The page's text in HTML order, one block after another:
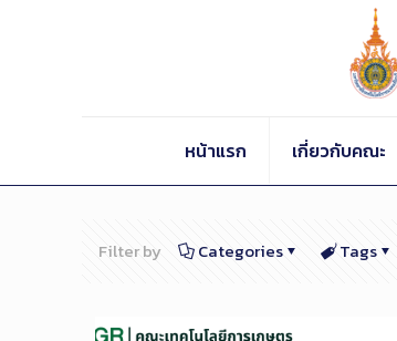
หน้าแรก เกี่ยวกับคณะ
Filter by Categories Tags